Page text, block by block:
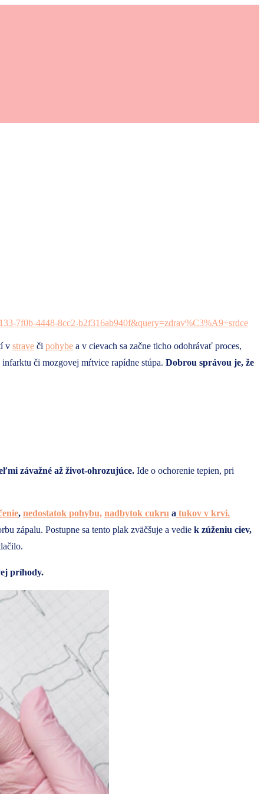
v strave či pohybe a v cievach sa začne ticho odohrávať proces,
či mozgovej mŕtvice rapídne stúpa. Dobrou správou je, že
závažné až život-ohrozujúce. Ide o ochorenie tepien, pri
, nedostatok pohybu, nadbytok cukru a tukov v krvi.
zápalu. Postupne sa tento plak zväčšuje a vedie k zúženiu ciev,
príhody.